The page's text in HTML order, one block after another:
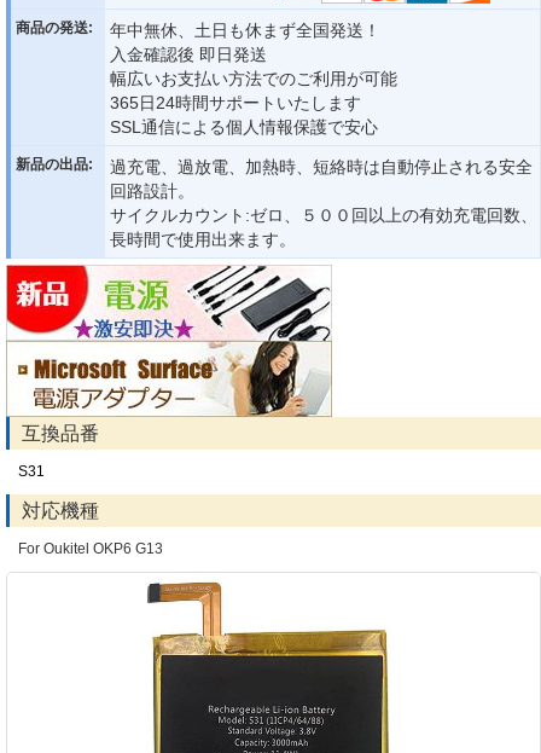
商品の発送:
年中無休、土日も休まず全国発送！
入金確認後 即日発送
幅広いお支払い方法でのご利用が可能
365日24時間サポートいたします
SSL通信による個人情報保護で安心
新品の出品:
過充電、過放電、加熱時、短絡時は自動停止される安全
回路設計。
サイクルカウント:ゼロ、５００回以上の有効充電回数、
長時間で使用出来ます。
互換品番
S31
対応機種
For Oukitel OKP6 G13